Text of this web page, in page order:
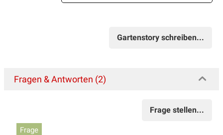
Gartenstory schreiben...
Fragen & Antworten (2)
Frage stellen...
Frage